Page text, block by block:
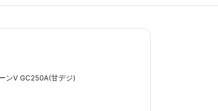
ンV GC250A(甘デジ)